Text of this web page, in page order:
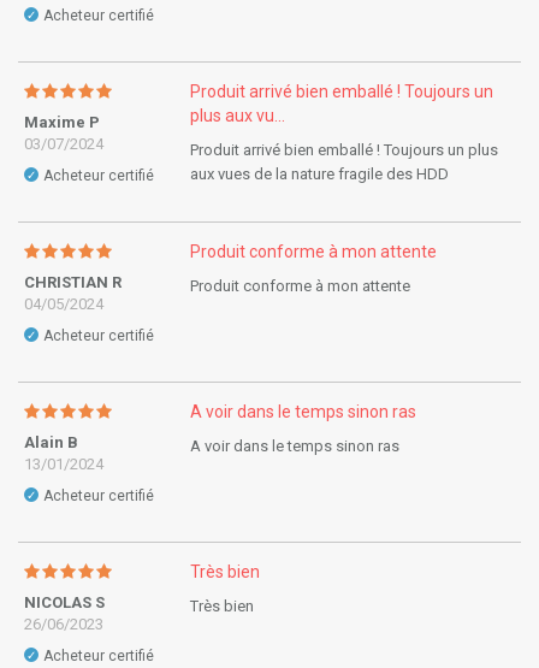
✓ Acheteur certifié
Maxime P
03/07/2024
✓ Acheteur certifié
Produit arrivé bien emballé ! Toujours un
plus aux vu...
Produit arrivé bien emballé ! Toujours un plus
aux vues de la nature fragile des HDD
CHRISTIAN R
04/05/2024
✓ Acheteur certifié
Produit conforme à mon attente
Produit conforme à mon attente
Alain B
13/01/2024
✓ Acheteur certifié
A voir dans le temps sinon ras
A voir dans le temps sinon ras
NICOLAS S
26/06/2023
✓ Acheteur certifié
Très bien
Très bien